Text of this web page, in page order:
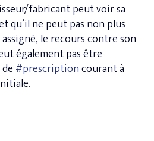
fabricant peut voir sa
qu’il ne peut pas non plus
le recours contre son
également pas être
#prescriptioncourant à